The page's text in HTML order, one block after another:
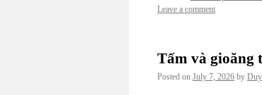
Leave a comment
Tấm và gioăng
Posted on July 7, 2026 by